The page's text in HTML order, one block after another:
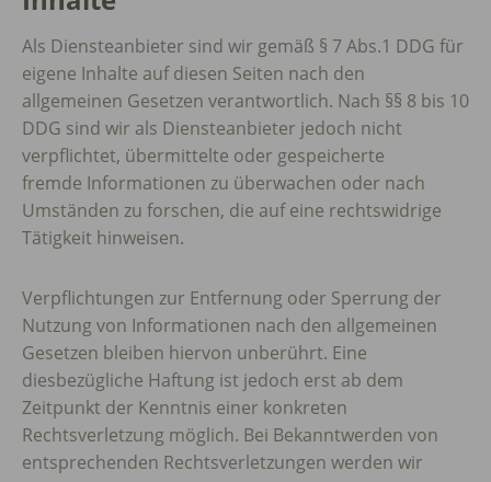
Als Diensteanbieter sind wir gemäß § 7 Abs.1 DDG für
eigene Inhalte auf diesen Seiten nach den
allgemeinen Gesetzen verantwortlich. Nach §§ 8 bis 10
DDG sind wir als Diensteanbieter jedoch nicht
verpflichtet, übermittelte oder gespeicherte
fremde Informationen zu überwachen oder nach
Umständen zu forschen, die auf eine rechtswidrige
Tätigkeit hinweisen.
Verpflichtungen zur Entfernung oder Sperrung der
Nutzung von Informationen nach den allgemeinen
Gesetzen bleiben hiervon unberührt. Eine
diesbezügliche Haftung ist jedoch erst ab dem
Zeitpunkt der Kenntnis einer konkreten
Rechtsverletzung möglich. Bei Bekanntwerden von
entsprechenden Rechtsverletzungen werden wir